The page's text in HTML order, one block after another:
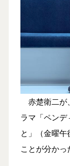
赤楚衛二が
ラマ「ペン
と」（金曜
ことが分かっ